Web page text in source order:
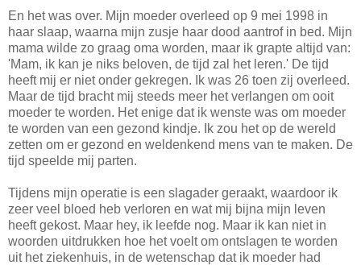
En het was over. Mijn moeder overleed op 9 mei 1998 in
haar slaap, waarna mijn zusje haar dood aantrof in bed. Mijn
mama wilde zo graag oma worden, maar ik grapte altijd van:
'Mam, ik kan je niks beloven, de tijd zal het leren.' De tijd
heeft mij er niet onder gekregen. Ik was 26 toen zij overleed.
Maar de tijd bracht mij steeds meer het verlangen om ooit
moeder te worden. Het enige dat ik wenste was om moeder
te worden van een gezond kindje. Ik zou het op de wereld
zetten om er gezond en weldenkend mens van te maken. De
tijd speelde mij parten.
Tijdens mijn operatie is een slagader geraakt, waardoor ik
zeer veel bloed heb verloren en wat mij bijna mijn leven
heeft gekost. Maar hey, ik leefde nog. Maar ik kan niet in
woorden uitdrukken hoe het voelt om ontslagen te worden
uit het ziekenhuis, in de wetenschap dat ik moeder had